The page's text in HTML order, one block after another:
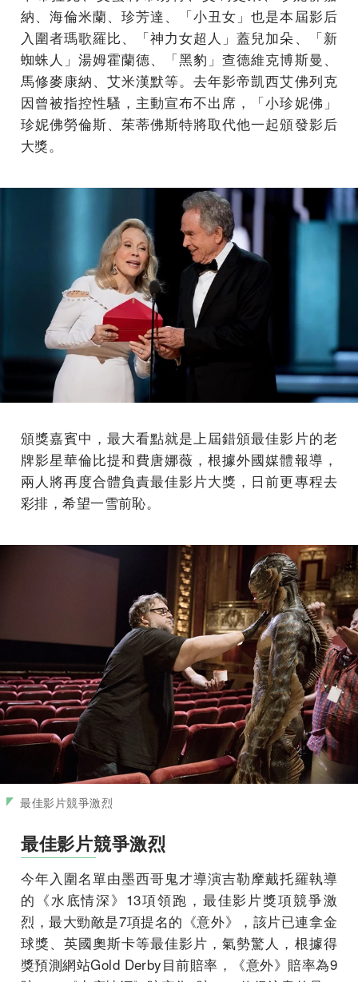
納、海倫米蘭、珍芳達、「小丑女」也是本屆影后
入圍者瑪歌羅比、「神力女超人」蓋兒加朵、「新
蜘蛛人」湯姆霍蘭德、「黑豹」查德維克博斯曼、
馬修麥康納、艾米漢默等。去年影帝凱西艾佛列克
因曾被指控性騷，主動宣布不出席，「小珍妮佛」
珍妮佛勞倫斯、茱蒂佛斯特將取代他一起頒發影后
大獎。
頒獎嘉賓中，最大看點就是上屆錯頒最佳影片的老
牌影星華倫比提和費唐娜薇，根據外國媒體報導，
兩人將再度合體負責最佳影片大獎，日前更專程去
彩排，希望一雪前恥。
最佳影片競爭激烈
最佳影片競爭激烈
今年入圍名單由墨西哥鬼才導演吉勒摩戴托羅執導
的《水底情深》13項領跑，最佳影片獎項競爭激
烈，最大勁敵是7項提名的《意外》，該片已連拿金
球獎、英國奧斯卡等最佳影片，氣勢驚人，根據得
獎預測網站Gold Derby目前賠率，《意外》賠率為9